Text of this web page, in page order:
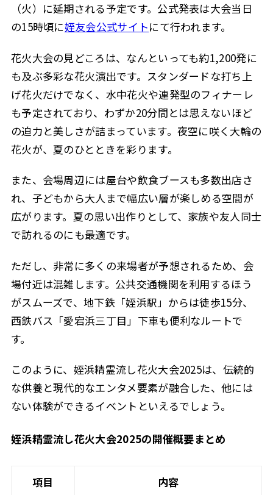
（火）に延期される予定です。公式発表は大会当日
の15時頃に姪友会公式サイトにて行われます。
花火大会の見どころは、なんといっても約1,200発に
も及ぶ多彩な花火演出です。スタンダードな打ち上
げ花火だけでなく、水中花火や連発型のフィナーレ
も予定されており、わずか20分間とは思えないほど
の迫力と美しさが詰まっています。夜空に咲く大輪の
花火が、夏のひとときを彩ります。
また、会場周辺には屋台や飲食ブースも多数出店さ
れ、子どもから大人まで幅広い層が楽しめる空間が
広がります。夏の思い出作りとして、家族や友人同士
で訪れるのにも最適です。
ただし、非常に多くの来場者が予想されるため、会
場付近は混雑します。公共交通機関を利用するほう
がスムーズで、地下鉄「姪浜駅」からは徒歩15分、
西鉄バス「愛宕浜三丁目」下車も便利なルートで
す。
このように、姪浜精霊流し花火大会2025は、伝統的
な供養と現代的なエンタメ要素が融合した、他には
ない体験ができるイベントといえるでしょう。
姪浜精霊流し花火大会2025の開催概要まとめ
項目 内容